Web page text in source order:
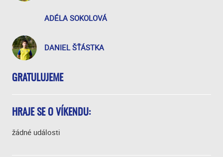
ADÉLA SOKOLOVÁ
DANIEL ŠŤÁSTKA
GRATULUJEME
HRAJE SE O VÍKENDU:
žádné události